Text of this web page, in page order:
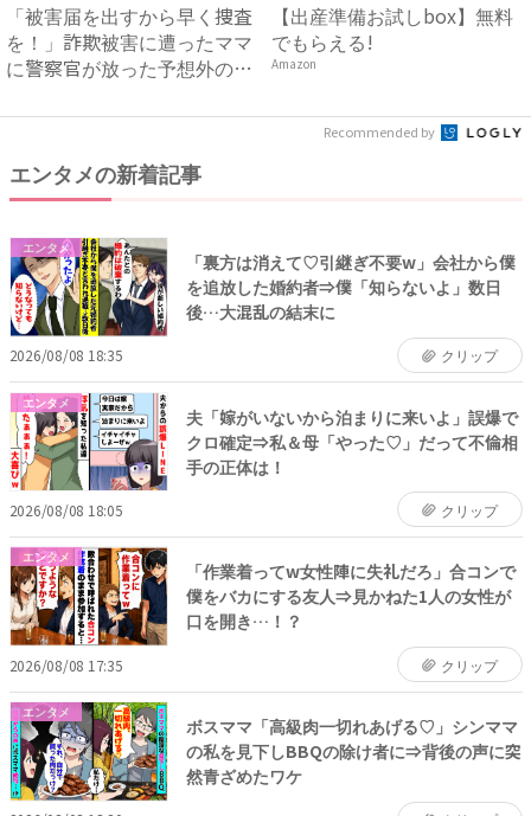
「被害届を出すから早く捜査
を！」詐欺被害に遭ったママ
に警察官が放った予想外の言
【出産準備お試しbox】無料
でもらえる!
Amazon
Recommended by
エンタメの新着記事
エンタメ
「裏方は消えて♡引継ぎ不要w」会社から僕
を追放した婚約者⇒僕「知らないよ」数日
後…大混乱の結末に
2026/08/08 18:35 クリップ
エンタメ
夫「嫁がいないから泊まりに来いよ」誤爆で
クロ確定⇒私＆母「やった♡」だって不倫相
手の正体は！
2026/08/08 18:05 クリップ
エンタメ
「作業着ってw女性陣に失礼だろ」合コンで
僕をバカにする友人⇒見かねた1人の女性が
口を開き…！？
2026/08/08 17:35 クリップ
エンタメ
ボスママ「高級肉一切れあげる♡」シンママ
の私を見下しBBQの除け者に⇒背後の声に突
然青ざめたワケ